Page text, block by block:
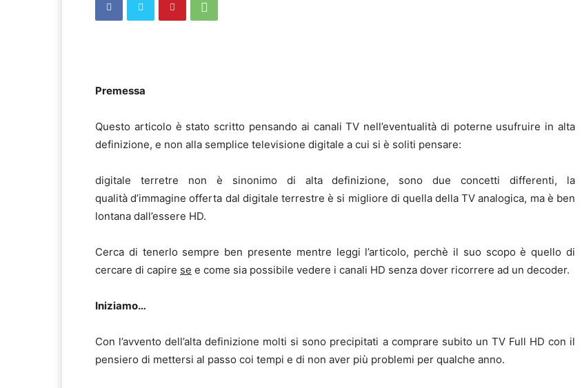
Premessa
Questo articolo è stato scritto pensando ai canali TV nell’eventualità di poterne usufruire in alta
definizione, e non alla semplice televisione digitale a cui si è soliti pensare:
digitale terretre non è sinonimo di alta definizione, sono due concetti differenti, la
qualità d’immagine offerta dal digitale terrestre è si migliore di quella della TV analogica, ma è ben
lontana dall’essere HD.
Cerca di tenerlo sempre ben presente mentre leggi l’articolo, perchè il suo scopo è quello di
cercare di capire se e come sia possibile vedere i canali HD senza dover ricorrere ad un decoder.
Iniziamo…
Con l’avvento dell’alta definizione molti si sono precipitati a comprare subito un TV Full HD con il
pensiero di mettersi al passo coi tempi e di non aver più problemi per qualche anno.